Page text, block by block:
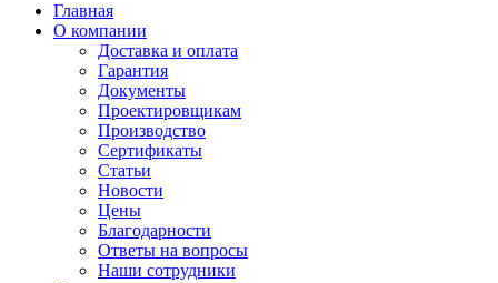
Главная
О компании
Доставка и оплата
Гарантия
Документы
Проектировщикам
Производство
Сертификаты
Статьи
Новости
Цены
Благодарности
Ответы на вопросы
Наши сотрудники